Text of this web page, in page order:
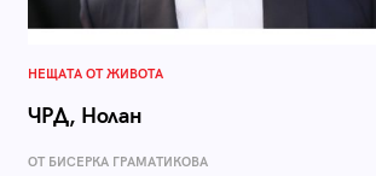
НЕЩАТА ОТ ЖИВОТА
ЧРД, Нолан
ОТ БИСЕРКА ГРАМАТИКОВА